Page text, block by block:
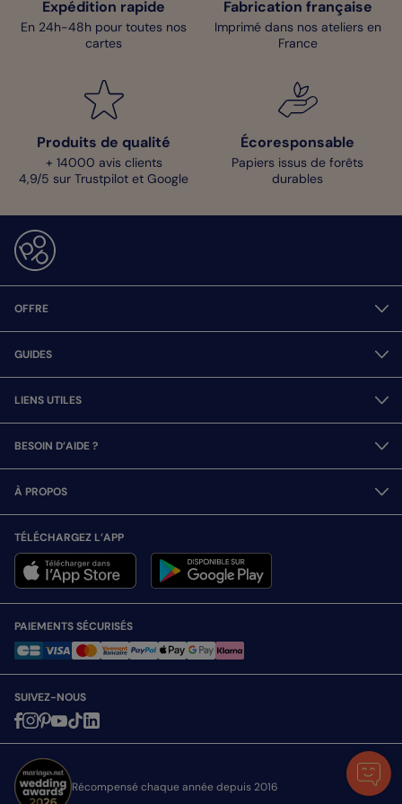
Expédition rapide
En 24h-48h pour toutes nos
cartes
Fabrication française
Imprimé dans nos ateliers en
France
Produits de qualité
+ 14000 avis clients
4,9/5 sur Trustpilot et Google
Écoresponsable
Papiers issus de forêts
durables
OFFRE
GUIDES
LIENS UTILES
BESOIN D’AIDE ?
À PROPOS
TÉLÉCHARGEZ L’APP
PAIEMENTS SÉCURISÉS
SUIVEZ-NOUS
Récompensé chaque année depuis 2016